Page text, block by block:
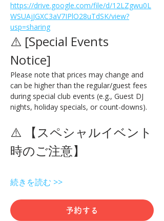
https://drive.google.com/file/d/12LZgwu0L
WSUAjJGXC3aV7IPlO28uTdSK/view?
usp=sharing
⚠️ [Special Events
Notice]
Please note that prices may change and
can be higher than the regular/guest fees
during special club events (e.g., Guest DJ
nights, holiday specials, or count-downs).
⚠️ 【スペシャルイベント
時のご注意】
続きを読む >>
予約する